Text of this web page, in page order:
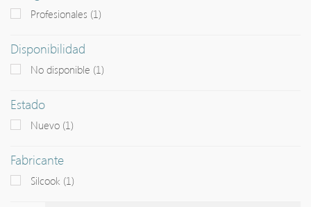
CUCHILLERIA
MAQUINAS ELECTRICAS
MAQUINAS MANUALES
MENAJES DE ACERO INOXIDABLE
PORCELANAS
REFRIGERACION
Profesionales (1)
Disponibilidad
No disponible (1)
Estado
Nuevo (1)
Fabricante
Silcook (1)